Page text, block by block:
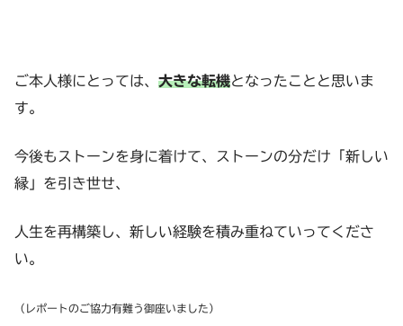
ご本人様にとっては、 大きな転機となったことと思いま
す。
今後もストーンを身に着けて、ストーンの分だけ「新しい
縁」を引き世せ、
人生を再構築し、新しい経験を積み重ねていってくださ
い。
（ レポートのご協力有難う御座いました）